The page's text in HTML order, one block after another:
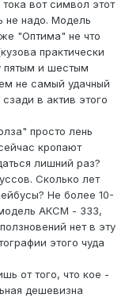
вот символ этот
не надо. Модель
"Оптима" не что
практически
пятым и шестым
не самый удачный
в актив этого
просто лень
кропают
лишний раз?
Сколько лет
Не более 10-
АКСМ - 333,
нет в эту
этого чуда
от того, что кое -
дешевизна